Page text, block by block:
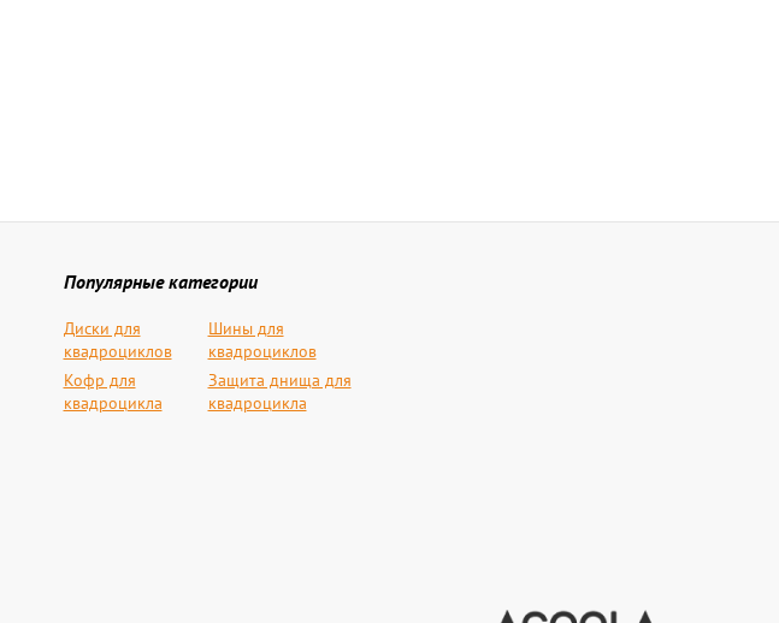
Популярные категории
Диски для
квадроциклов
Шины для
квадроциклов
Кофр для
квадроцикла
Защита днища для
квадроцикла